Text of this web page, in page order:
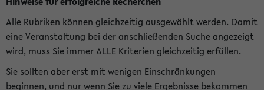
Alle Rubriken können gleichzeitig ausgewählt werden. Damit
eine Veranstaltung bei der anschließenden Suche angezeigt
wird, muss Sie immer ALLE Kriterien gleichzeitig erfüllen.
Sie sollten aber erst mit wenigen Einschränkungen
beginnen, und nur wenn Sie zu viele Ergebnisse bekommen